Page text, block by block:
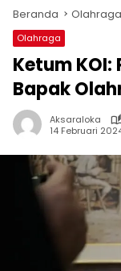
Beranda Olahraga
Olahraga
Ketum
Bapak
Aksaraloka
14 Februari